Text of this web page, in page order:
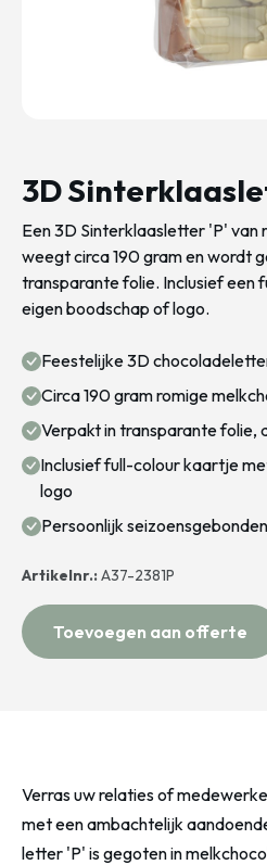
3D
Een 3D Sinterklaasletter 'P' van
weegt circa 190 gram en wordt
transparante folie. Inclusief een
eigen boodschap of logo.
Feestelijke 3D
Circa 190 gram romige
Verpakt in transparante folie,
Inclusief full-colour kaartje
logo
Persoonlijk
Artikelnr.:A37-2381P
Toevoegen aan offerte
Verras uw relaties of
met een ambachtelijk
letter 'P' is gegoten in